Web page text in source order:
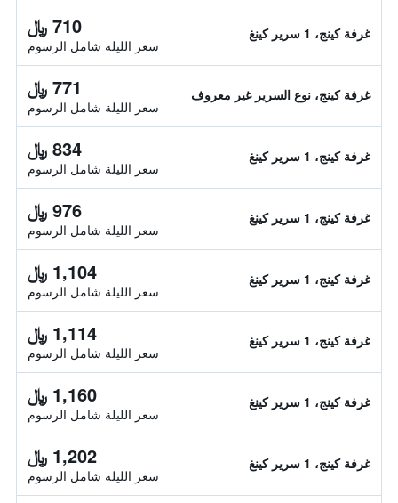
غرفة كينج، 1 سرير كينغ 710 ﷼
سعر الليلة شامل الرسوم
غرفة كينج، نوع السرير غير معروف 771 ﷼
سعر الليلة شامل الرسوم
غرفة كينج، 1 سرير كينغ 834 ﷼
سعر الليلة شامل الرسوم
غرفة كينج، 1 سرير كينغ 976 ﷼
سعر الليلة شامل الرسوم
غرفة كينج، 1 سرير كينغ 1,104 ﷼
سعر الليلة شامل الرسوم
غرفة كينج، 1 سرير كينغ 1,114 ﷼
سعر الليلة شامل الرسوم
غرفة كينج، 1 سرير كينغ 1,160 ﷼
سعر الليلة شامل الرسوم
غرفة كينج، 1 سرير كينغ 1,202 ﷼
سعر الليلة شامل الرسوم